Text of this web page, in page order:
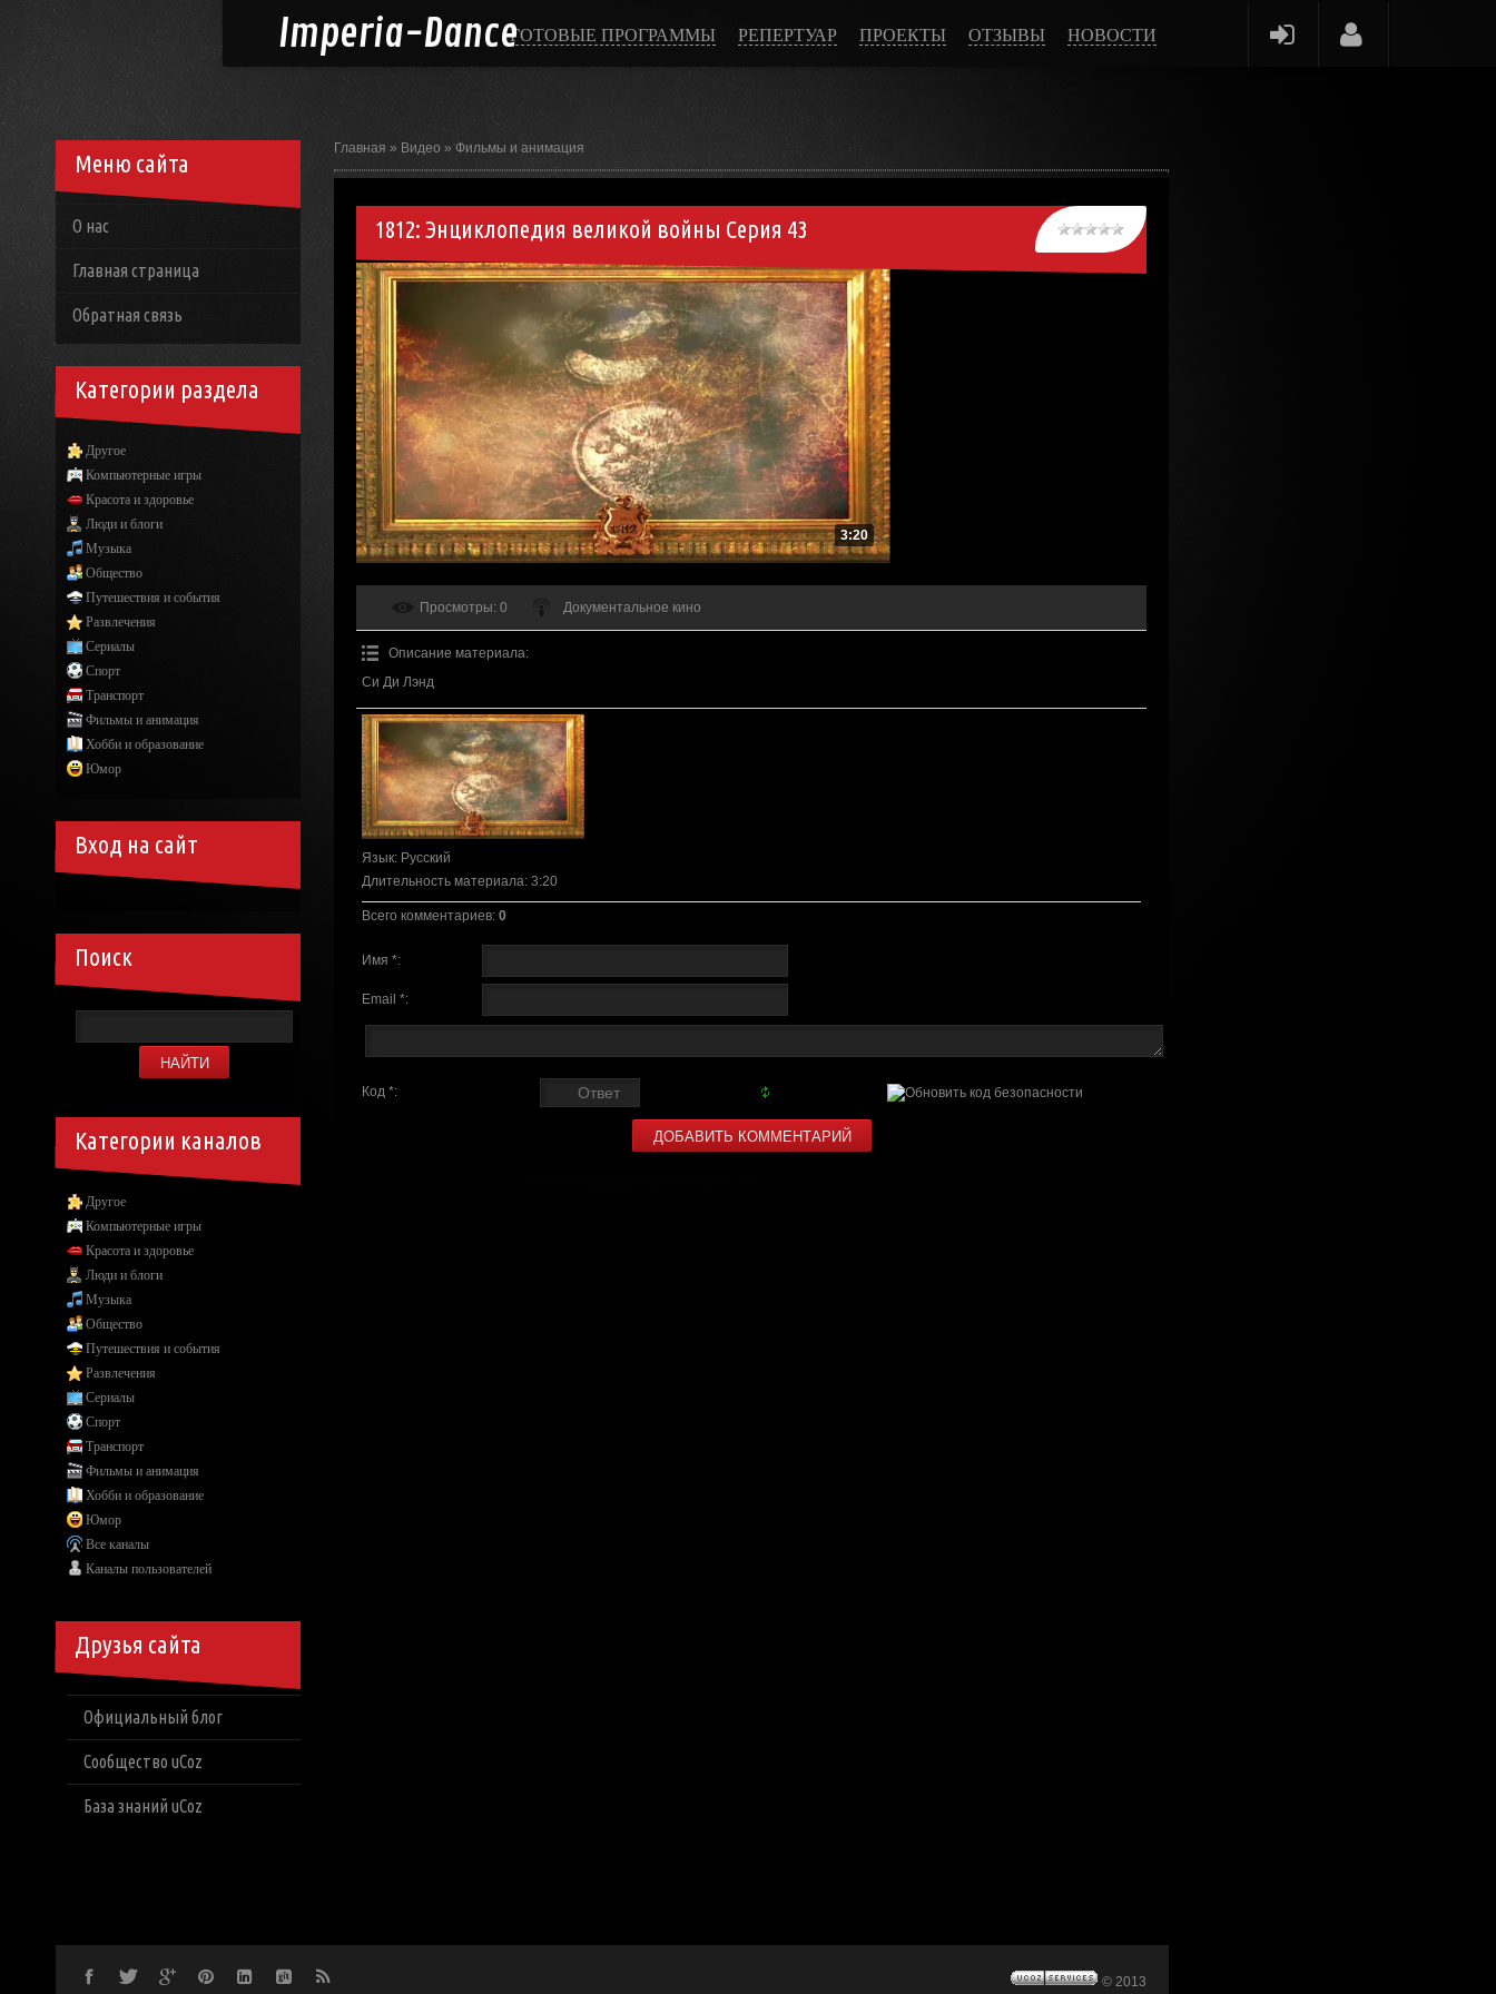
Imperia-DanceГОТОВЫЕ ПРОГРАММЫ РЕПЕРТУАР ПРОЕКТЫ ОТЗЫВЫ НОВОСТИ
Главная » Видео » Фильмы и анимация
1812: Энциклопедия великой войны Серия 43
3:20
Просмотры: 0 Документальное кино
Описание материала:
Си Ди Лэнд
Язык: Русский
Длительность материала: 3:20
Всего комментариев: 0
Имя *:
Email *:
Код *:
Меню сайта
О нас
Главная страница
Обратная связь
Категории раздела
Другое
Компьютерные игры
Красота и здоровье
Люди и блоги
Музыка
Общество
Путешествия и события
Развлечения
Сериалы
Спорт
Транспорт
Фильмы и анимация
Хобби и образование
Юмор
Вход на сайт
Поиск
Категории каналов
Другое
Компьютерные игры
Красота и здоровье
Люди и блоги
Музыка
Общество
Путешествия и события
Развлечения
Сериалы
Спорт
Транспорт
Фильмы и анимация
Хобби и образование
Юмор
Все каналы
Каналы пользователей
Друзья сайта
Официальный блог
Сообщество uCoz
База знаний uCoz
© 2013